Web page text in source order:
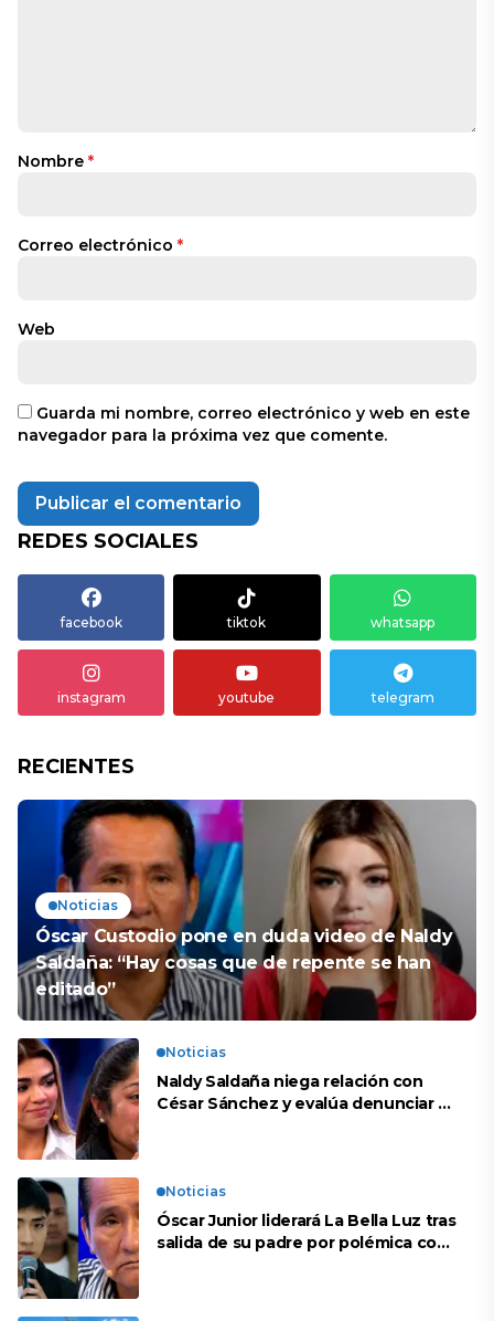
Nombre *
Correo electrónico *
Web
Guarda mi nombre, correo electrónico y web en este
navegador para la próxima vez que comente.
REDES SOCIALES
facebook tiktok whatsapp
instagram youtube telegram
RECIENTES
Noticias
Óscar Custodio pone en duda video de Naldy
Saldaña: “Hay cosas que de repente se han
editado”
Noticias
Naldy Saldaña niega relación con
César Sánchez y evalúa denunciar a
Noticias
Óscar Junior liderará La Bella Luz tras
salida de su padre por polémica con